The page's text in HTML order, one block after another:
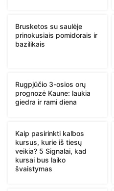
Brusketos su saulėje
prinokusiais pomidorais ir
bazilikais
Rugpjūčio 3-osios orų
prognozė Kaune: laukia
giedra ir rami diena
Kaip pasirinkti kalbos
kursus, kurie iš tiesų
veikia? 5 Signalai, kad
kursai bus laiko
švaistymas